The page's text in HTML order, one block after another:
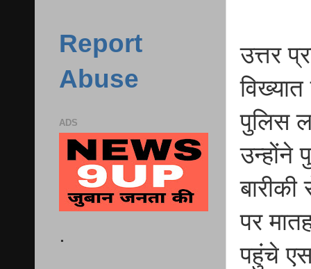
उत्तर
पुलिस
उन्होंने
पर
पहुंचे
Report
Abuse
ADS
.